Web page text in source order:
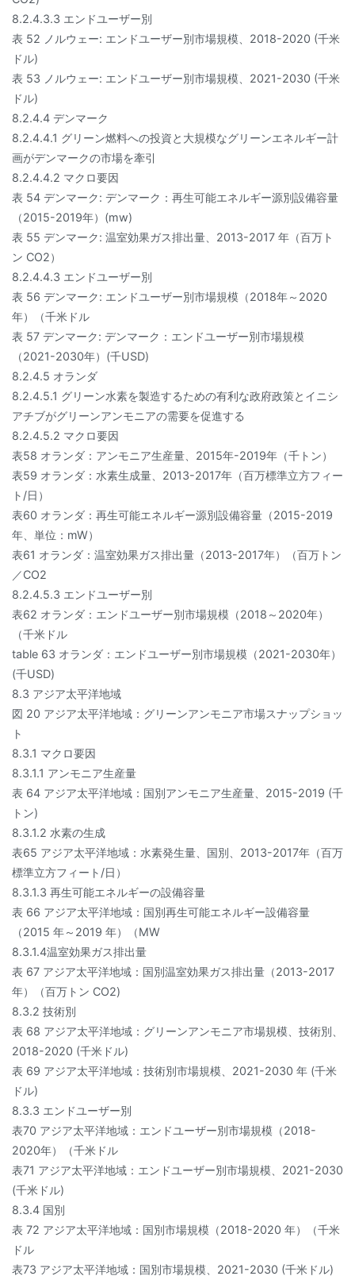
8.2.4.3.3 エンドユーザー別
表 52 ノルウェー: エンドユーザー別市場規模、2018-2020 (千米
ドル)
表 53 ノルウェー: エンドユーザー別市場規模、2021-2030 (千米
ドル)
8.2.4.4 デンマーク
8.2.4.4.1 グリーン燃料への投資と大規模なグリーンエネルギー計
画がデンマークの市場を牽引
8.2.4.4.2 マクロ要因
表 54 デンマーク: デンマーク：再生可能エネルギー源別設備容量
（2015-2019年）(mw)
表 55 デンマーク: 温室効果ガス排出量、2013-2017 年（百万ト
ン CO2）
8.2.4.4.3 エンドユーザー別
表 56 デンマーク: エンドユーザー別市場規模（2018年～2020
年）（千米ドル
表 57 デンマーク: デンマーク：エンドユーザー別市場規模
（2021-2030年）(千USD)
8.2.4.5 オランダ
8.2.4.5.1 グリーン水素を製造するための有利な政府政策とイニシ
アチブがグリーンアンモニアの需要を促進する
8.2.4.5.2 マクロ要因
表58 オランダ：アンモニア生産量、2015年-2019年（千トン）
表59 オランダ：水素生成量、2013-2017年（百万標準立方フィー
ト/日）
表60 オランダ：再生可能エネルギー源別設備容量（2015-2019
年、単位：mW）
表61 オランダ：温室効果ガス排出量（2013-2017年）（百万トン
／CO2
8.2.4.5.3 エンドユーザー別
表62 オランダ：エンドユーザー別市場規模（2018～2020年）
（千米ドル
table 63 オランダ：エンドユーザー別市場規模（2021-2030年）
(千USD)
8.3 アジア太平洋地域
図 20 アジア太平洋地域：グリーンアンモニア市場スナップショッ
ト
8.3.1 マクロ要因
8.3.1.1 アンモニア生産量
表 64 アジア太平洋地域：国別アンモニア生産量、2015-2019 (千
トン)
8.3.1.2 水素の生成
表65 アジア太平洋地域：水素発生量、国別、2013-2017年（百万
標準立方フィート/日）
8.3.1.3 再生可能エネルギーの設備容量
表 66 アジア太平洋地域：国別再生可能エネルギー設備容量
（2015 年～2019 年）（MW
8.3.1.4温室効果ガス排出量
表 67 アジア太平洋地域：国別温室効果ガス排出量（2013-2017
年）（百万トン CO2)
8.3.2 技術別
表 68 アジア太平洋地域：グリーンアンモニア市場規模、技術別、
2018-2020 (千米ドル)
表 69 アジア太平洋地域：技術別市場規模、2021-2030 年 (千米
ドル)
8.3.3 エンドユーザー別
表70 アジア太平洋地域：エンドユーザー別市場規模（2018-
2020年）（千米ドル
表71 アジア太平洋地域：エンドユーザー別市場規模、2021-2030
(千米ドル)
8.3.4 国別
表 72 アジア太平洋地域：国別市場規模（2018-2020 年）（千米
ドル
表73 アジア太平洋地域：国別市場規模、2021-2030 (千米ドル)